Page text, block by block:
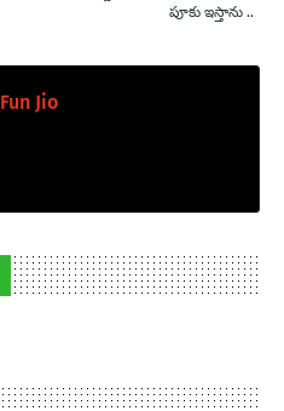
పూకు ఇస్తాను ..
Fun Jio